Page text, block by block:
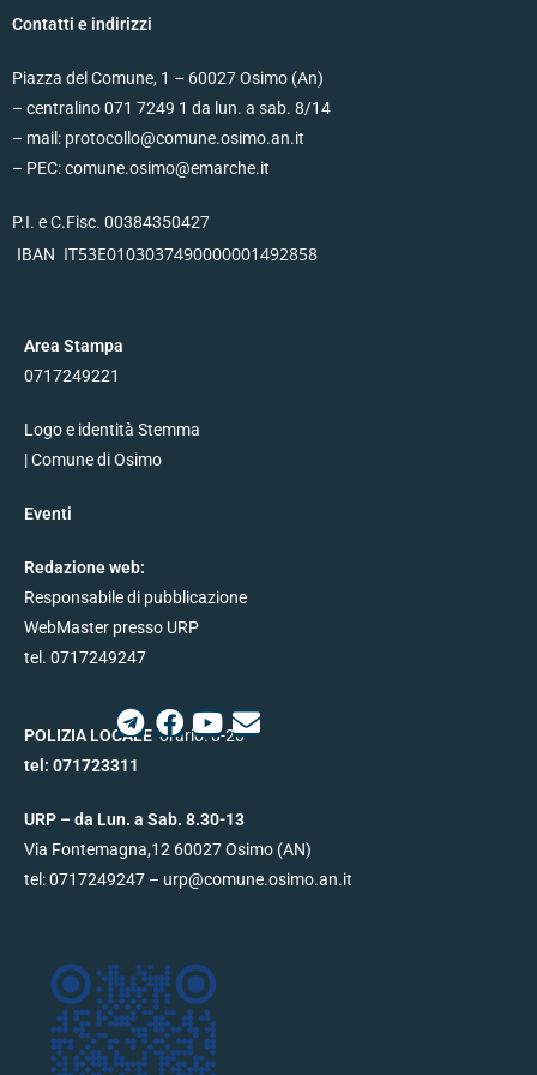
Contatti e indirizzi
Piazza del Comune, 1 – 60027 Osimo (An)
– centralino 071 7249 1 da lun. a sab. 8/14
– mail: protocollo@comune.osimo.an.it
– PEC: comune.osimo@emarche.it
P.I. e C.Fisc. 00384350427
IBAN IT53E0103037490000001492858
Area Stampa
0717249221
Logo e identità Stemma
| Comune di Osimo
Eventi
Redazione web:
Responsabile di pubblicazione
WebMaster presso URP
tel. 0717249247
POLIZIA LOCALEorario: 8-20
tel: 071723311
URP – da Lun. a Sab. 8.30-13
Via Fontemagna,12 60027Osimo (AN)
tel:0717249247 – urp@comune.osimo.an.it